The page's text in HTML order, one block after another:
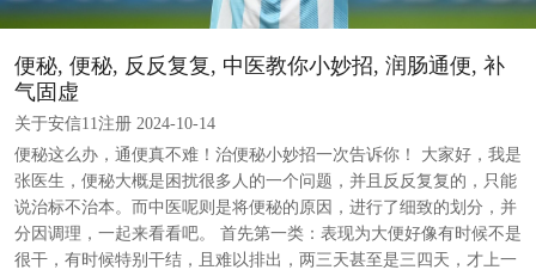
便秘, 便秘, 反反复复, 中医教你小妙招, 润肠通便, 补
气固虚
关于安信11注册 2024-10-14
便秘这么办，通便真不难！治便秘小妙招一次告诉你！ 大家好，我是
张医生，便秘大概是困扰很多人的一个问题，并且反反复复的，只能
说治标不治本。而中医呢则是将便秘的原因，进行了细致的划分，并
分因调理，一起来看看吧。 首先第一类：表现为大便好像有时候不是
很干，有时候特别干结，且难以排出，两三天甚至是三四天，才上一